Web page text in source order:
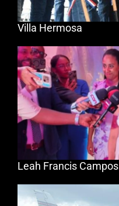
Villa Hermosa
Leah Francis Campos